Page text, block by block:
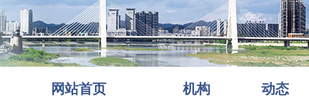
网站首页 机构 动态